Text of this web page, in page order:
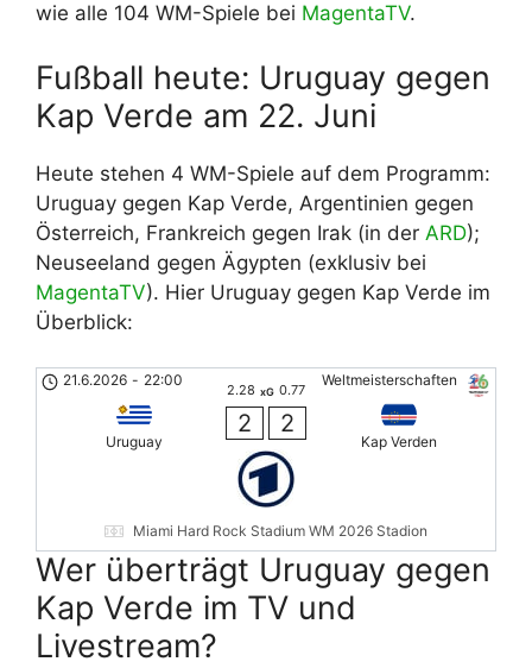
wie alle 104 WM-Spiele bei MagentaTV.
Fußball heute: Uruguay gegen
Kap Verde am 22. Juni
Heute stehen 4 WM-Spiele auf dem Programm:
Uruguay gegen Kap Verde, Argentinien gegen
Österreich, Frankreich gegen Irak (in der ARD);
Neuseeland gegen Ägypten (exklusiv bei
MagentaTV). Hier Uruguay gegen Kap Verde im
Überblick:
Weltmeisterschaften
21.6.2026 - 22:00
Uruguay
2.28 xG 0.77
2 2
Kap Verden
Miami Hard Rock Stadium WM 2026 Stadion
Wer überträgt Uruguay gegen
Kap Verde im TV und
Livestream?